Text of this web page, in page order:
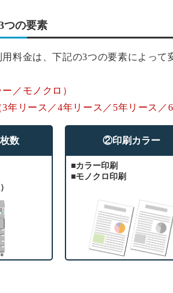
つの要素
料金は、下記の3つの要素によって
／モノクロ）
年リース／4年リース／5年リース／
数 ②印刷カラー
■カラー印刷
■モノクロ印刷